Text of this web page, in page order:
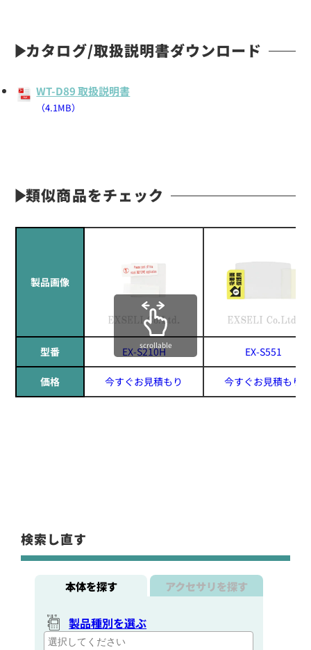
カタログ/取扱説明書ダウンロード
WT-D89 取扱説明書
（4.1MB）
類似商品をチェック
製品画像
型番 EX-S210H EX-S551
価格 今すぐお見積もり 今すぐお見積もり
scrollable
検索し直す
本体を探す アクセサリを探す
製品種別を選ぶ